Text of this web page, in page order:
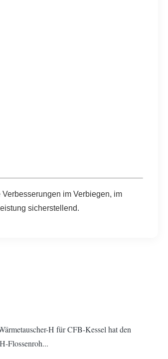
im Verbiegen, im
sicherstellend.
H für CFB-Kessel hat den
Flossenroh...